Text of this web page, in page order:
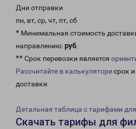
Дни отправки
пн, вт, ср, чт, пт, сб
* Минимальная стоимость
направлению: руб.
** Срок перевозки является
Рассчитайте в калькуляторесрок
доставки.
Детальная таблица с тарифами
Скачать тарифы для